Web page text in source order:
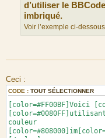
d’utiliser le BBCode
imbriqué.
Voir l’exemple ci-
Ceci :
CODE : TOUT SÉLECTIONNER
[color=#FF00BF]Voici
couleur